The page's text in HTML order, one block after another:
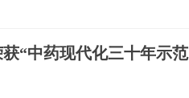
“中药现代化三十年示范